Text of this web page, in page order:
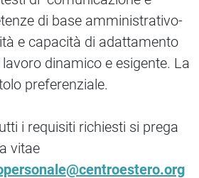
di base amministrativo-
e capacità di adattamento
dinamico e esigente. La
preferenziale.
i requisiti richiesti si prega
vitae